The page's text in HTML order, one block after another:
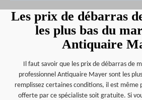
Les prix de débarras
les plus bas du
Antiquaire
Il faut savoir que les prix de débarras de
professionnel Antiquaire Mayer sont les
remplissez certaines conditions, il est même
offerte par ce spécialiste soit gratuite. Si